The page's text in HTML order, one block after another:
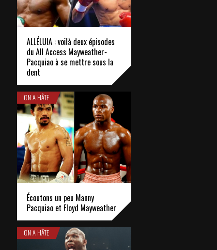
ALLÉLUIA : voilà deux épisodes
du All Access Mayweather-
Pacquiao à se mettre sous la
dent
ON A HÂTE
Écoutons un peu Manny
Pacquiao et Floyd Mayweather
ON A HÂTE